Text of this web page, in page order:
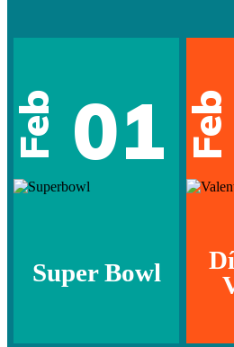
Feb 01
Super Bowl
Feb